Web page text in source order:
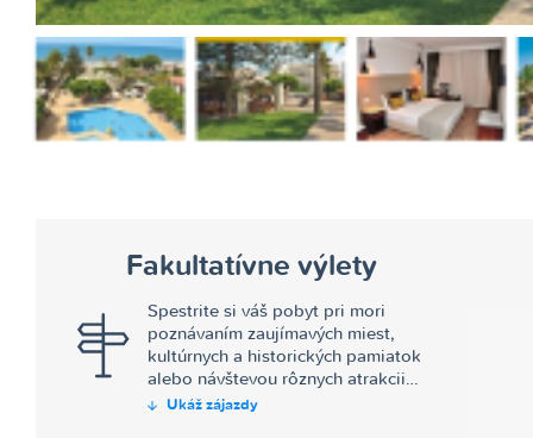
Fakultatívne výlety
Spestrite si váš pobyt pri mori
poznávaním zaujímavých miest,
kultúrnych a historických pamiatok
alebo návštevou rôznych atrakcii…
Ukáž zájazdy